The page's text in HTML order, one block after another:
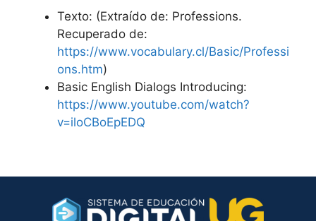
Texto: (Extraído de: Professions.
Recuperado de:
https://www.vocabulary.cl/Basic/Professi
ons.htm)
Basic English Dialogs Introducing:
https://www.youtube.com/watch?
v=iloCBoEpEDQ